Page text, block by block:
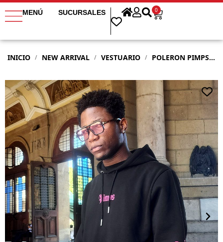
MENÚ SUCURSALES 0
INICIO / NEW ARRIVAL / VESTUARIO / POLERON PIMPS HOMBRE ANGEL NEGRO